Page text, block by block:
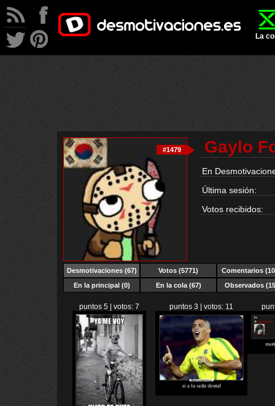
La
#1479 Gaylo
En
Última sesión:
Votos recibidos:
Desmotivaciones(67) Votos (5771)
Comentarios
En la principal (0)
En la cola (67) Observados
puntos 5 | votos: 7 puntos 3 | votos: 11